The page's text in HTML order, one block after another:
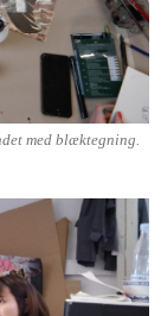
med blæktegning.